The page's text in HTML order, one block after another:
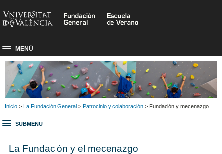
MENÚ
Inicio > La Fundación General > Patrocinio y colaboración > Fundación y mecenazgo
SUBMENU
La Fundación y el mecenazgo